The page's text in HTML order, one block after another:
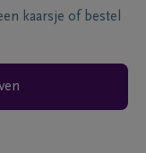
kaarsje of bestel